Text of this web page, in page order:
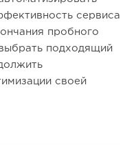
сервиса
пробного
подходящий
своей